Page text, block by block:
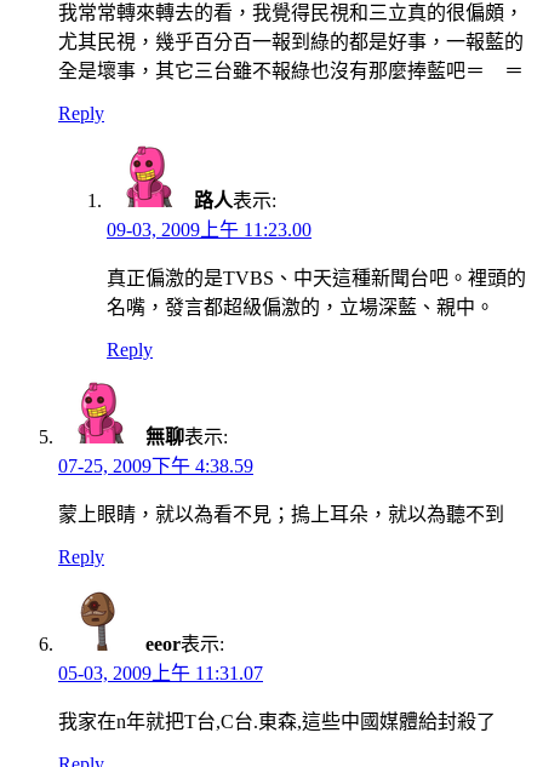
我常常轉來轉去的看，我覺得民視和三立真的很偏頗，
尤其民視，幾乎百分百一報到綠的都是好事，一報藍的
全是壞事，其它三台雖不報綠也沒有那麼捧藍吧＝ ＝
Reply
路人表示:
09-03, 2009上午 11:23.00
真正偏激的是TVBS、中天這種新聞台吧。裡頭的
名嘴，發言都超級偏激的，立場深藍、親中。
Reply
無聊表示:
07-25, 2009下午 4:38.59
蒙上眼睛，就以為看不見；摀上耳朵，就以為聽不到
Reply
eeor表示:
05-03, 2009上午 11:31.07
我家在n年就把T台,C台.東森,這些中國媒體給封殺了